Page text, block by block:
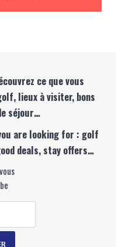
ce que vous
lieux à visiter, bons
séjour…
are looking for : golf
deals, stay offers…